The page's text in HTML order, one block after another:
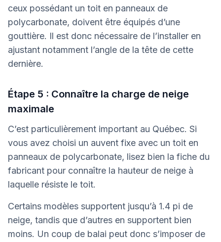
ceux possédant un toit en panneaux de
polycarbonate, doivent être équipés d’une
gouttière. Il est donc nécessaire de l’installer en
ajustant notamment l’angle de la tête de cette
dernière.
Étape 5 : Connaître la charge de neige
maximale
C’est particulièrement important au Québec. Si
vous avez choisi un auvent fixe avec un toit en
panneaux de polycarbonate, lisez bien la fiche du
fabricant pour connaître la hauteur de neige à
laquelle résiste le toit.
Certains modèles supportent jusqu’à 1.4 pi de
neige, tandis que d’autres en supportent bien
moins. Un coup de balai peut donc s’imposer de